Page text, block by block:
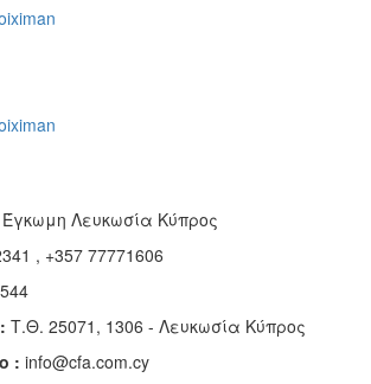
Λευκωσία Κύπρος
, +357 77771606
Τ.Θ. 25071, 1306 - Λευκωσία Κύπρος
: info@cfa.com.cy